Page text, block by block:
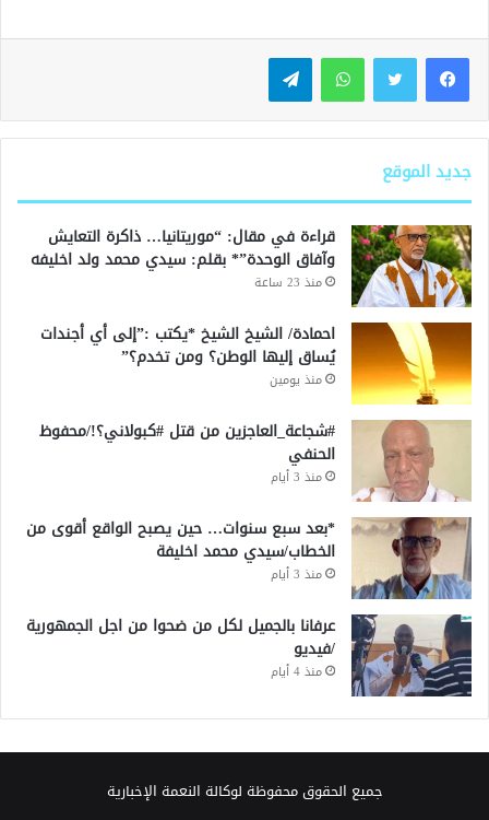
واتساب تيلقرام
جديد الموقع
قراءة في مقال: “موريتانيا… ذاكرة التعايش
وآفاق الوحدة”* بقلم: سيدي محمد ولد اخليفه
منذ 23 ساعة
احمادة/ الشيخ الشيخ *يكتب :”إلى أي أجندات
يُساق إليها الوطن؟ ومن تخدم؟”
منذ يومين
#شجاعة_العاجزين من قتل #كبولاني؟!/محفوظ
الحنفي
منذ 3 أيام
*بعد سبع سنوات… حين يصبح الواقع أقوى من
الخطاب/سيدي محمد اخليفة
منذ 3 أيام
عرفانا بالجميل لكل من ضحوا من اجل الجمهورية
/فيديو
منذ 4 أيام
جميع الحقوق محفوظة لوكالة النعمة الإخبارية